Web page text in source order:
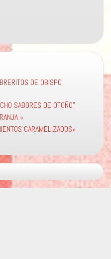
DE OBISPO
SABORES DE OTOÑO”
«
CARAMELIZADOS»